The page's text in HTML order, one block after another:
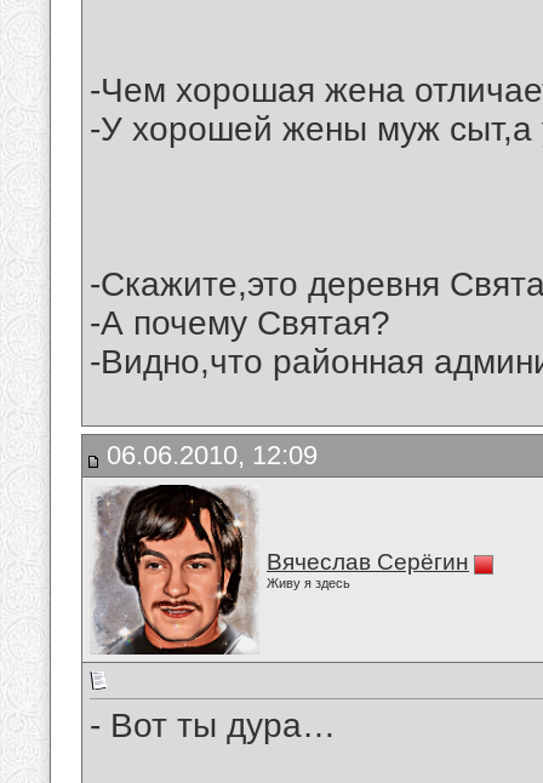
-Чем хорошая жена
-У хорошей жены муж сыт,а
-Скажите,это деревня
-А почему Святая?
-Видно,что районная
06.06.2010, 12:09
Вячеслав Серёгин
Живу я здесь
- Вот ты дура…